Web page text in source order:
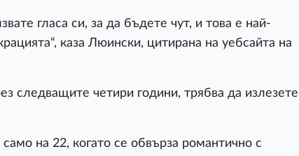
гласа си, за да бъдете чут, и това е най-
каза Люински, цитирана на уебсайта на
следващите четири години, трябва да излезете
на 22, когато се обвърза романтично с